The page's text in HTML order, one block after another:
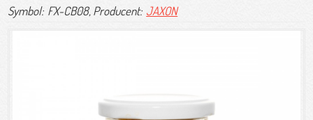
Symbol: FX-CB08, Producent: JAXON